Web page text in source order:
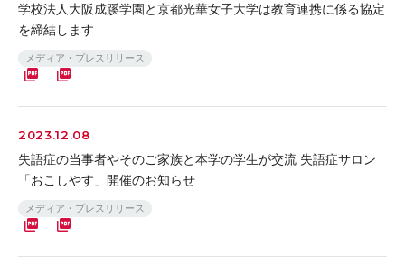
学校法人大阪成蹊学園と京都光華女子大学は教育連携に係る協定
を締結します
メディア・プレスリリース
2023.12.08
失語症の当事者やそのご家族と本学の学生が交流 失語症サロン
「おこしやす」開催のお知らせ
メディア・プレスリリース